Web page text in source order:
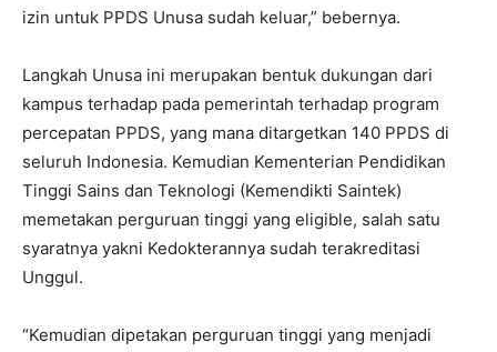
izin untuk PPDS Unusa sudah keluar,” bebernya.
Langkah Unusa ini merupakan bentuk dukungan dari
kampus terhadap pada pemerintah terhadap program
percepatan PPDS, yang mana ditargetkan 140 PPDS di
seluruh Indonesia. Kemudian Kementerian Pendidikan
Tinggi Sains dan Teknologi (Kemendikti Saintek)
memetakan perguruan tinggi yang eligible, salah satu
syaratnya yakni Kedokterannya sudah terakreditasi
Unggul.
“Kemudian dipetakan perguruan tinggi yang menjadi